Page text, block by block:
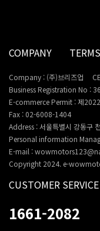
COMPANY TERMS
Company : (주)브리즈업
Business Registration No :
E-commerce Permit : 제
Fax : 02-6008-1404
Address : 서울특별시 강동구
Personal information
E-mail :
Copyright 2024. e-
CUSTOMER SERVICE
1661-2082